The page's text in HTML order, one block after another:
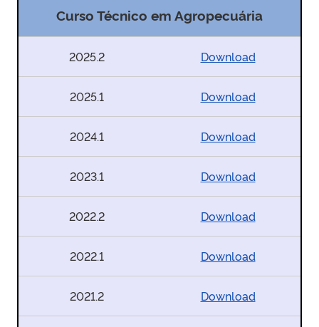
Curso Técnico em Agropecuária
2025.2 Download
2025.1 Download
2024.1 Download
2023.1 Download
2022.2 Download
2022.1 Download
2021.2 Download